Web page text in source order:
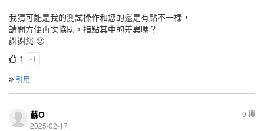
我猜可能是我的測試操作和您的還是有點不一樣，
請問方便再次協助，指點其中的差異嗎？
謝謝您 🙂
1
-1
引用
9 樓
蘇O
2025-02-17